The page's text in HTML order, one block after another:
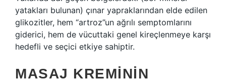
yatakları bulunan) çınar yapraklarından elde edilen
glikozitler, hem “artroz”un ağrılı semptomlarını
giderici, hem de vücuttaki genel kireçlenmeye karşı
hedefli ve seçici etkiye sahiptir.
MASAJ KREMININ